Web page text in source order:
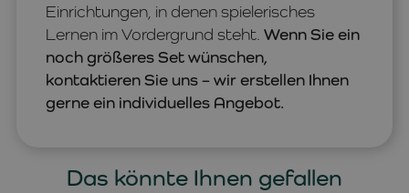
Einrichtungen, in denen spielerisches
Lernen im Vordergrund steht. Wenn Sie ein
noch größeres Set wünschen,
kontaktieren Sie uns – wir erstellen Ihnen
gerne ein individuelles Angebot.
Das könnte Ihnen gefallen